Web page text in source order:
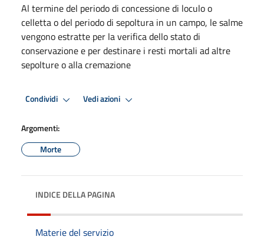
Al termine del periodo di concessione di loculo o
celletta o del periodo di sepoltura in un campo, le salme
vengono estratte per la verifica dello stato di
conservazione e per destinare i resti mortali ad altre
sepolture o alla cremazione
Condividi Vedi azioni
Argomenti:
Morte
INDICE DELLA PAGINA
Materie del servizio